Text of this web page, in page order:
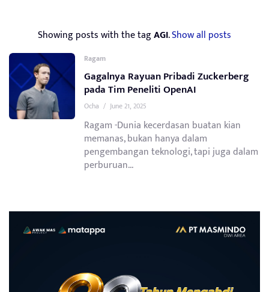
Showing posts with the tagAGI.Show all posts
Ragam
Gagalnya Rayuan Pribadi Zuckerberg
pada Tim Peneliti OpenAI
Ocha / June 21, 2025
Ragam -Dunia kecerdasan buatan kian
memanas, bukan hanya dalam
pengembangan teknologi, tapi juga dalam
perburuan...